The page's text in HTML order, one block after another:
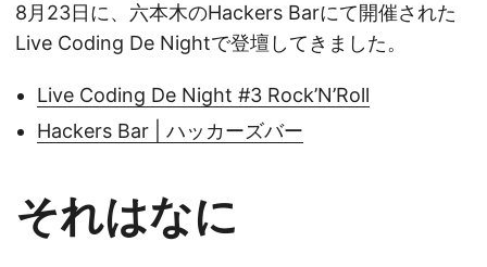
8月23日に、六本木のHackers Barにて開催された
Live Coding De Nightで登壇してきました。
Live Coding De Night #3 Rock’N’Roll
Hackers Bar | ハッカーズバー
それはなに